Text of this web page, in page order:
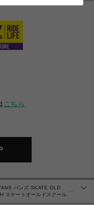
こちら
バンズ SKATE OLD
スケートオールドスクール